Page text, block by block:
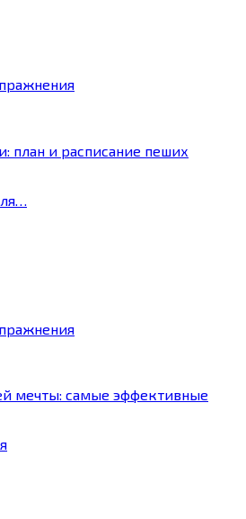
план и расписание пеших
мечты: самые эффективные